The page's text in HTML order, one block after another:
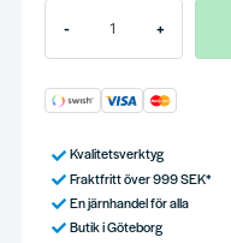
- +
Kvalitetsverktyg
Fraktfritt över 999 SEK*
En järnhandel för alla
Butik i Göteborg